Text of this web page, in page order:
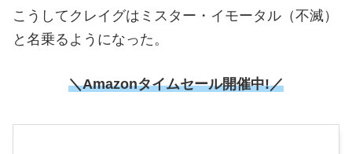
こうしてクレイグはミスター・イモータル（不滅）
と名乗るようになった。
＼Amazonタイムセール開催中!／